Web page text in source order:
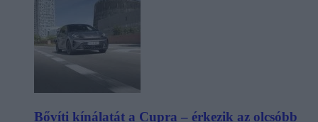
Bővíti kínálatát a Cupra – érkezik az olcsóbb